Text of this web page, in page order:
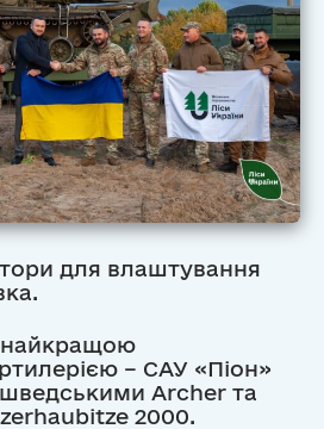
для влаштування
найкращою
– САУ «Піон»
Archer та
2000.